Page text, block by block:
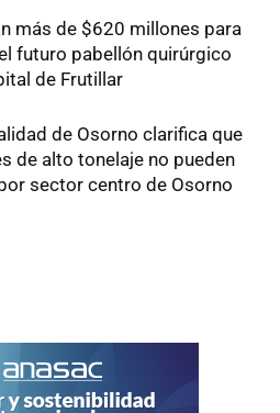
más de $620 millones para
futuro pabellón quirúrgico
de Frutillar
de Osorno clarifica que
de alto tonelaje no pueden
sector centro de Osorno